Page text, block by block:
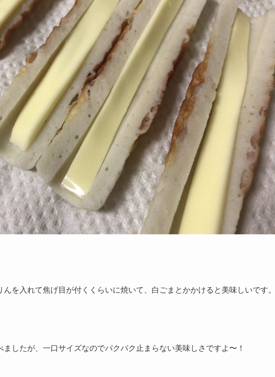
を入れて焦げ目が付くくらいに焼いて、白ごまとかかけると美味しいです。
したが、一口サイズなのでパクパク止まらない美味しさですよ〜！